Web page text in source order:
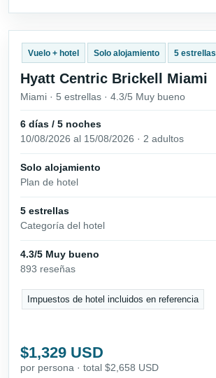
Vuelo + hotel Solo alojamiento 5 estrellas
Hyatt Centric Brickell Miami
Miami · 5 estrellas · 4.3/5 Muy bueno
6 días / 5 noches
10/08/2026 al 15/08/2026 · 2 adultos
Solo alojamiento
Plan de hotel
5 estrellas
Categoría del hotel
4.3/5 Muy bueno
893 reseñas
Impuestos de hotel incluidos en referencia
$1,329 USD
por persona · total $2,658 USD